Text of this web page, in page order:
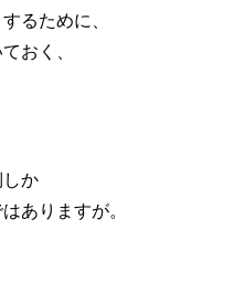
るために、
おく、
しか
ありますが。